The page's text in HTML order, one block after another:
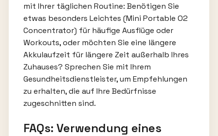
mit Ihrer täglichen Routine: Benötigen Sie
etwas besonders Leichtes (Mini Portable O2
Concentrator) für häufige Ausflüge oder
Workouts, oder möchten Sie eine längere
Akkulaufzeit für längere Zeit außerhalb Ihres
Zuhauses? Sprechen Sie mit Ihrem
Gesundheitsdienstleister, um Empfehlungen
zu erhalten, die auf Ihre Bedürfnisse
zugeschnitten sind.
FAQs: Verwendung eines